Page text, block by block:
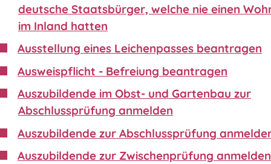
deutsche Staatsbürger, welche nie einen
im Inland hatten
Ausstellung eines Leichenpasses beantragen
Ausweispflicht - Befreiung beantragen
Auszubildende im Obst- und Gartenbau zur
Abschlussprüfung anmelden
Auszubildende zur Abschlussprüfung
Auszubildende zur Zwischenprüfung anmelden